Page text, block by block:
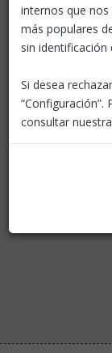
Tornar
internos que nos
más populares
sin identificación
Si desea
consultar nuestra